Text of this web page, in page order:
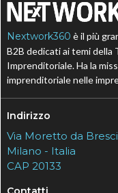
Nextwork360 è il più
B2B dedicati ai temi della
Imprenditoriale. Ha la
imprenditoriale nelle
Indirizzo
Via Moretto da
Milano - Italia
CAP 20133